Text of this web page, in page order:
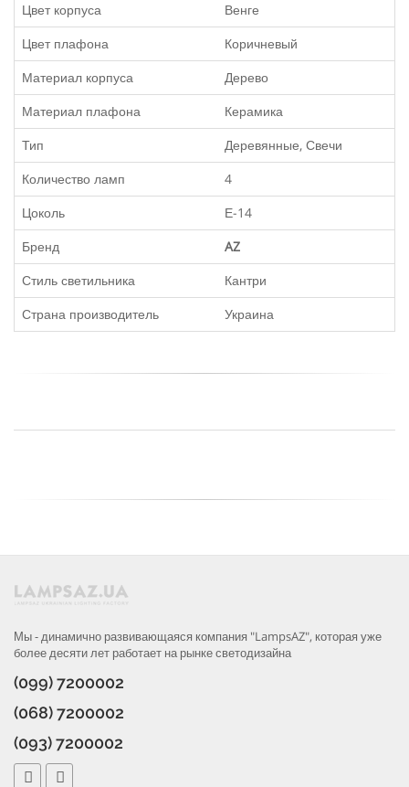
Цвет корпуса
Венге
Цвет плафона
Коричневый
Материал корпуса
Дерево
Материал плафона
Керамика
Тип
Деревянные, Свечи
Количество ламп
4
Цоколь
Е-14
Бренд
AZ
Стиль светильника
Кантри
Страна производитель
Украина
Мы - динамично развивающаяся компания "LampsAZ", которая уже
более десяти лет работает на рынке светодизайна
(099) 7200002
(068) 7200002
(093) 7200002